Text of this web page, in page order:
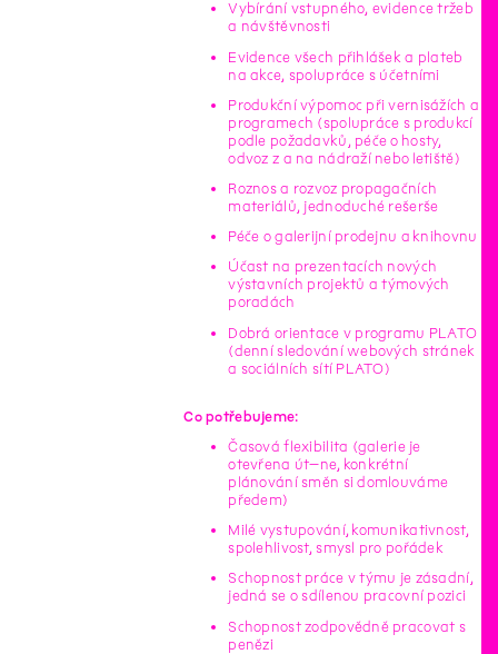
Vybírání vstupného, evidence tržeb
a návštěvnosti
Evidence všech přihlášek a plateb
na akce, spolupráce s účetními
Produkční výpomoc při vernisážích a
programech (spolupráce s produkcí
podle požadavků, péče o hosty,
odvoz z a na nádraží nebo letiště)
Roznos a rozvoz propagačních
materiálů, jednoduché rešerše
Péče o galerijní prodejnu a knihovnu
Účast na prezentacích nových
výstavních projektů a týmových
poradách
Dobrá orientace v programu PLATO
(denní sledování webových stránek
a sociálních sítí PLATO)
Co potřebujeme:
Časová flexibilita (galerie je
otevřena út–ne, konkrétní
plánování směn si domlouváme
předem)
Milé vystupování, komunikativnost,
spolehlivost, smysl pro pořádek
Schopnost práce v týmu je zásadní,
jedná se o sdílenou pracovní pozici
Schopnost zodpovědně pracovat s
penězi